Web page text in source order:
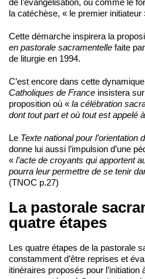
de l’évangélisation, ou comme le
la catéchèse, « le premier initiateur
Cette démarche inspirera la
en pastorale sacramentelle faite
de liturgie en 1994.
C’est encore dans cette
Catholiques de France insistera
proposition où « la célébration
dont tout part et où tout est appelé
Le Texte national pour l’orientation
donne lui aussi l’impulsion d’une
« l’acte de croyants qui apportent
pourra leur permettre de se tenir
(TNOC p.27)
La pastorale
quatre étapes
Les quatre étapes de la pastorale
constamment d’être reprises et
itinéraires proposés pour